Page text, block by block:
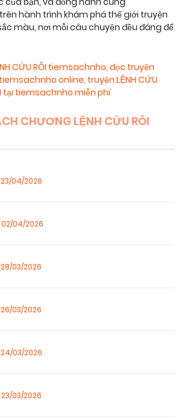
hành trình khám phá thế giới truyện
màu, nơi mỗi câu chuyện đều đáng để
CỨU RỖI tiemsachnho, đọc truyện
tiemsachnho online, truyện LỆNH CỨU
tại tiemsachnho miễn phí
CHƯƠNG LỆNH CỨU RỖI
23/04/2026
02/04/2026
28/03/2026
26/03/2026
24/03/2026
23/03/2026